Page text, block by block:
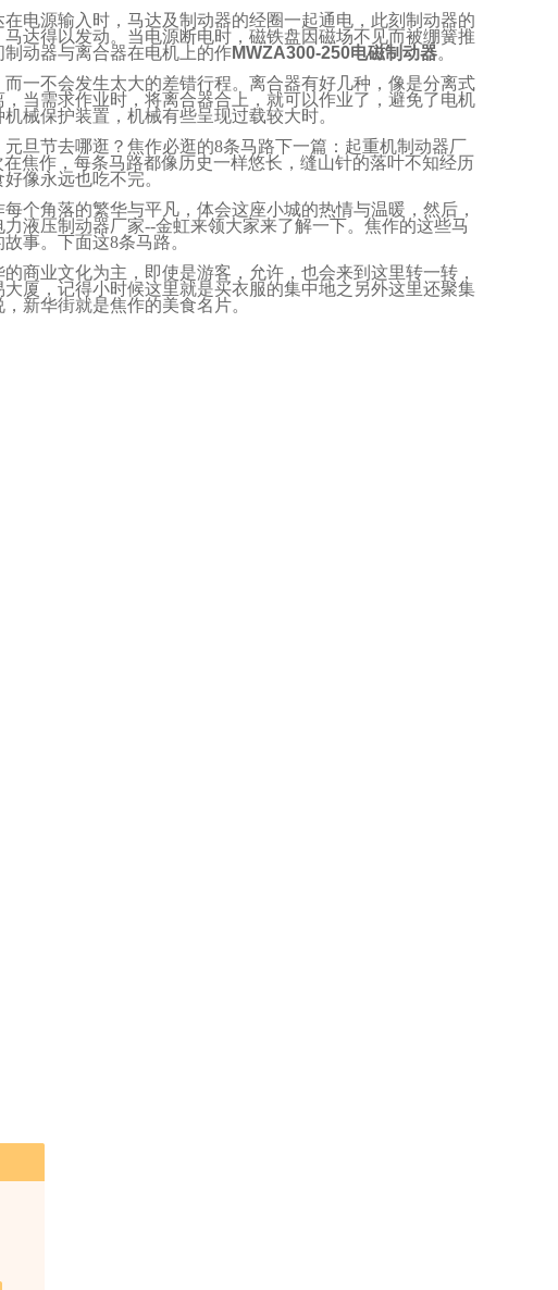
电源输入时，马达及制动器的经圈一起通电，此刻制动器的
达得以发动。当电源断电时，磁铁盘因磁场不见而被绷簧推
动器与离合器在电机上的作MWZA300-250电磁制动器。
一不会发生太大的差错行程。离合器有好几种，像是分离式
当需求作业时，将离合器合上，就可以作业了，避免了电机
械保护装置，机械有些呈现过载较大时。
旦节去哪逛？焦作必逛的8条马路下一篇：起重机制动器厂
在焦作，每条马路都像历史一样悠长，缝山针的落叶不知经历
像永远也吃不完。
个角落的繁华与平凡，体会这座小城的热情与温暖，然后，
液压制动器厂家--金虹来领大家来了解一下。焦作的这些马
故事。下面这8条马路。
商业文化为主，即使是游客，允许，也会来到这里转一转，
厦，记得小时候这里就是买衣服的集中地之另外这里还聚集
新华街就是焦作的美食名片。